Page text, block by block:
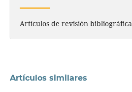
Artículos de revisión bibliográfica
Artículos similares